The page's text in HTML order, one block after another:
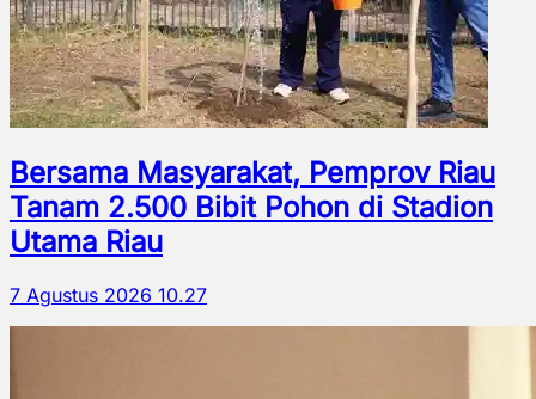
Bersama Masyarakat, Pemprov Riau
Tanam 2.500 Bibit Pohon di Stadion
Utama Riau
7 Agustus 2026 10.27